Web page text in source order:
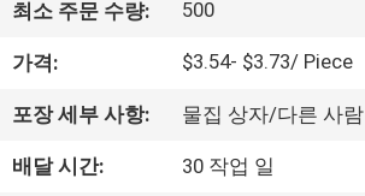
하
여
최소 주문 수량: 500
가격: $3.54- $3.73/ Piece
포장 세부 사항: 물집 상자/다른 사람
배달 시간: 30 작업 일